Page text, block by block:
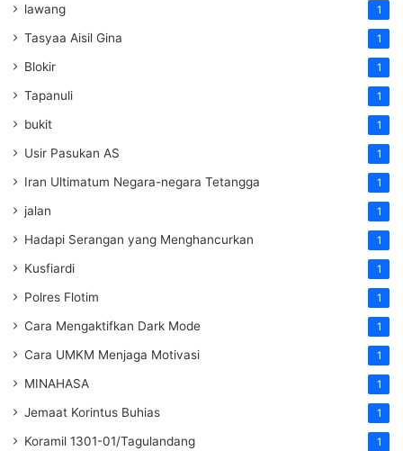
lawang 1
Tasyaa Aisil Gina 1
Blokir 1
Tapanuli 1
bukit 1
Usir Pasukan AS 1
Iran Ultimatum Negara-negara Tetangga 1
jalan 1
Hadapi Serangan yang Menghancurkan 1
Kusfiardi 1
Polres Flotim 1
Cara Mengaktifkan Dark Mode 1
Cara UMKM Menjaga Motivasi 1
MINAHASA 1
Jemaat Korintus Buhias 1
Koramil 1301-01/Tagulandang 1